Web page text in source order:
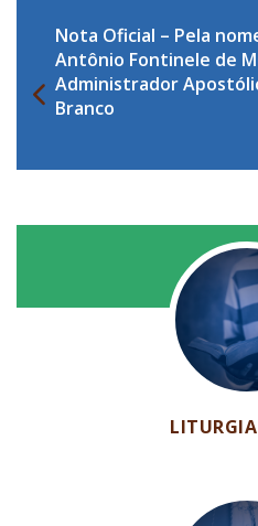
Nota Oficial – Pela
Antônio Fontinele de
Administrador
Branco